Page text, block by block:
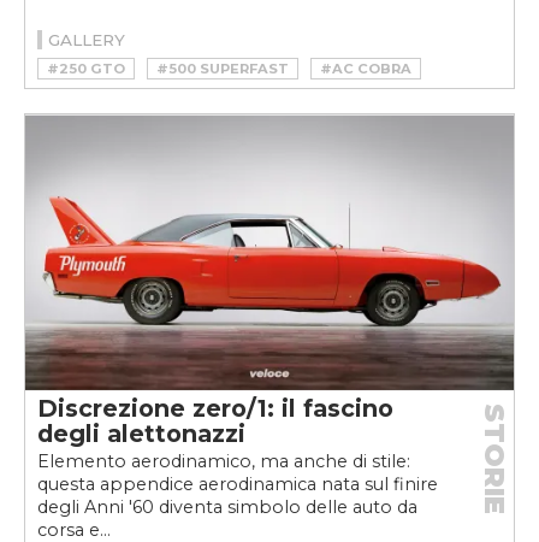
GALLERY
#250 GTO #500 SUPERFAST
#AC COBRA
#CARROLL SHELBY
#COBRA
#FERRARI
#FORD
#FORD GT
#FORD GT40
Discrezione zero/1: il fascino
degli alettonazzi
Elemento aerodinamico, ma anche di stile:
questa appendice aerodinamica nata sul finire
degli Anni '60 diventa simbolo delle auto da
corsa e...
STORIE